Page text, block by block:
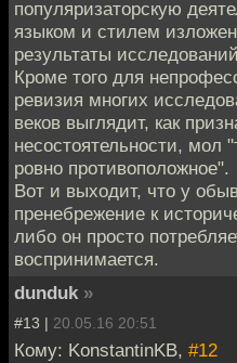
популяризаторскую
языком и стилем
результаты
Кроме того для
ревизия многих
веков выглядит, как
несостоятельности, мол
ровно противоположное".
Вот и выходит, что у
пренебрежение к
либо он просто
воспринимается.
dunduk »
#13 | 20.05.16 20:51
Кому: KonstantinKB, #12